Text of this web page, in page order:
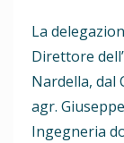
La
Direttore
Nardella, dal
agr.
Ingegneria